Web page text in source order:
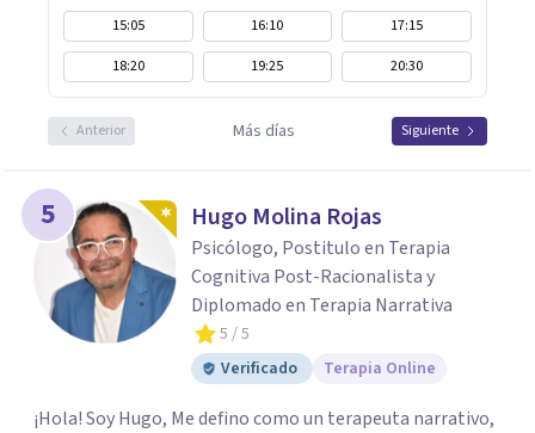
15:05 16:10
17:15
18:20
19:25 20:30
Anterior Más días Siguiente
5 Hugo Molina Rojas
Psicólogo, Postitulo en Terapia
Cognitiva Post-Racionalista y
Diplomado en Terapia Narrativa
5 / 5
Verificado
Terapia Online
¡Hola! Soy Hugo, Me defino como un terapeuta narrativo,